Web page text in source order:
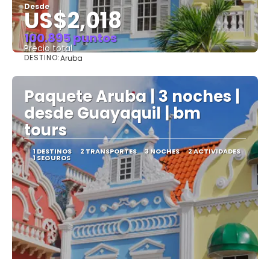
Desde
US$2,018
100.895 puntos
Precio total
DESTINO:Aruba
Paquete Aruba | 3 noches |
desde Guayaquil | bm
tours
1 DESTINOS 2 TRANSPORTES 3 NOCHES 2 ACTIVIDADES
1 SEGUROS